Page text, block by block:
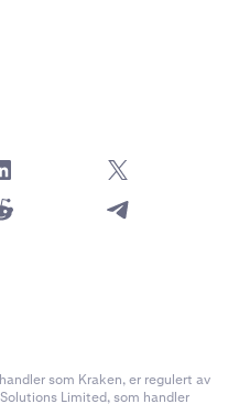
som Kraken, er regulert av
Limited, som handler